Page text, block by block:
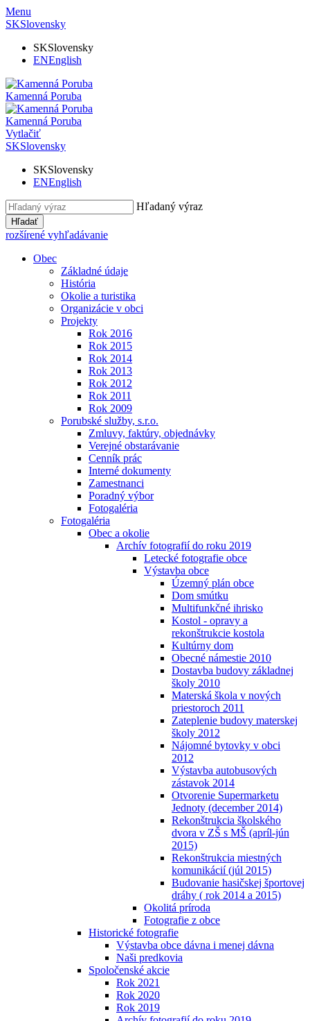
Menu
SKSlovensky
SKSlovensky
ENEnglish
Kamenná Poruba
Kamenná Poruba
Vytlačiť
SKSlovensky
SKSlovensky
ENEnglish
Hľadaný výraz
Hľadať
rozšírené vyhľadávanie
Obec
Základné údaje
História
Okolie a turistika
Organizácie v obci
Projekty
Rok 2016
Rok 2015
Rok 2014
Rok 2013
Rok 2012
Rok 2011
Rok 2009
Porubské služby, s.r.o.
Zmluvy, faktúry, objednávky
Verejné obstarávanie
Cenník prác
Interné dokumenty
Zamestnanci
Poradný výbor
Fotogaléria
Fotogaléria
Obec a okolie
Archív fotografií do roku 2019
Letecké fotografie obce
Výstavba obce
Územný plán obce
Dom smútku
Multifunkčné ihrisko
Kostol - opravy a
rekonštrukcie kostola
Kultúrny dom
Obecné námestie 2010
Dostavba budovy základnej
školy 2010
Materská škola v nových
priestoroch 2011
Zateplenie budovy materskej
školy 2012
Nájomné bytovky v obci
2012
Výstavba autobusových
zástavok 2014
Otvorenie Supermarketu
Jednoty (december 2014)
Rekonštrukcia školského
dvora v ZŠ s MŠ (apríl-jún
2015)
Rekonštrukcia miestných
komunikácií (júl 2015)
Budovanie hasičskej športovej
dráhy ( rok 2014 a 2015)
Okolitá príroda
Fotografie z obce
Historické fotografie
Výstavba obce dávna i menej dávna
Naši predkovia
Spoločenské akcie
Rok 2021
Rok 2020
Rok 2019